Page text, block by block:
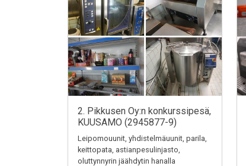
2. Pikkusen Oy:n konkurssipesä,
KUUSAMO (2945877-9)
Leipomouunit, yhdistelmäuunit, parila,
keittopata, astianpesulinjasto,
oluttynnyrin jäähdytin hanalla